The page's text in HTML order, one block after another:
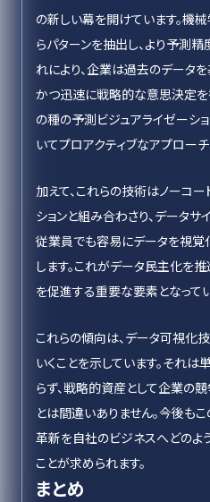
の新しい幕を開けています。機
らパターンを抽出し、より予測
れにより、企業は過去のデータ
かつ迅速に戦略的な意思決定を
の種の予測ビジュアライゼーシ
いてプロアクティブなアプロー
加えて、これらの技術はノーコ
ションと組み合わさり、データ
従業員でも容易にデータを視覚
します。これがデータ民主化を
を促進する重要な要素となってい
これらの傾向は、データ可視化
いくことを示しています。それ
らず、戦略的資産として企業の
とは間違いありません。今後も
革新を自社のビジネスへどのよ
ことが求められます。
まとめ